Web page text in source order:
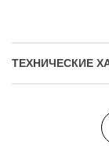
ТЕХНИЧЕСКИЕ